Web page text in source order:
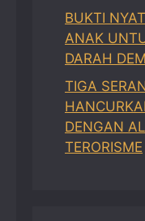
BUKTI
ANAK
DARAH
TIGA
DENGAN
TERORISME